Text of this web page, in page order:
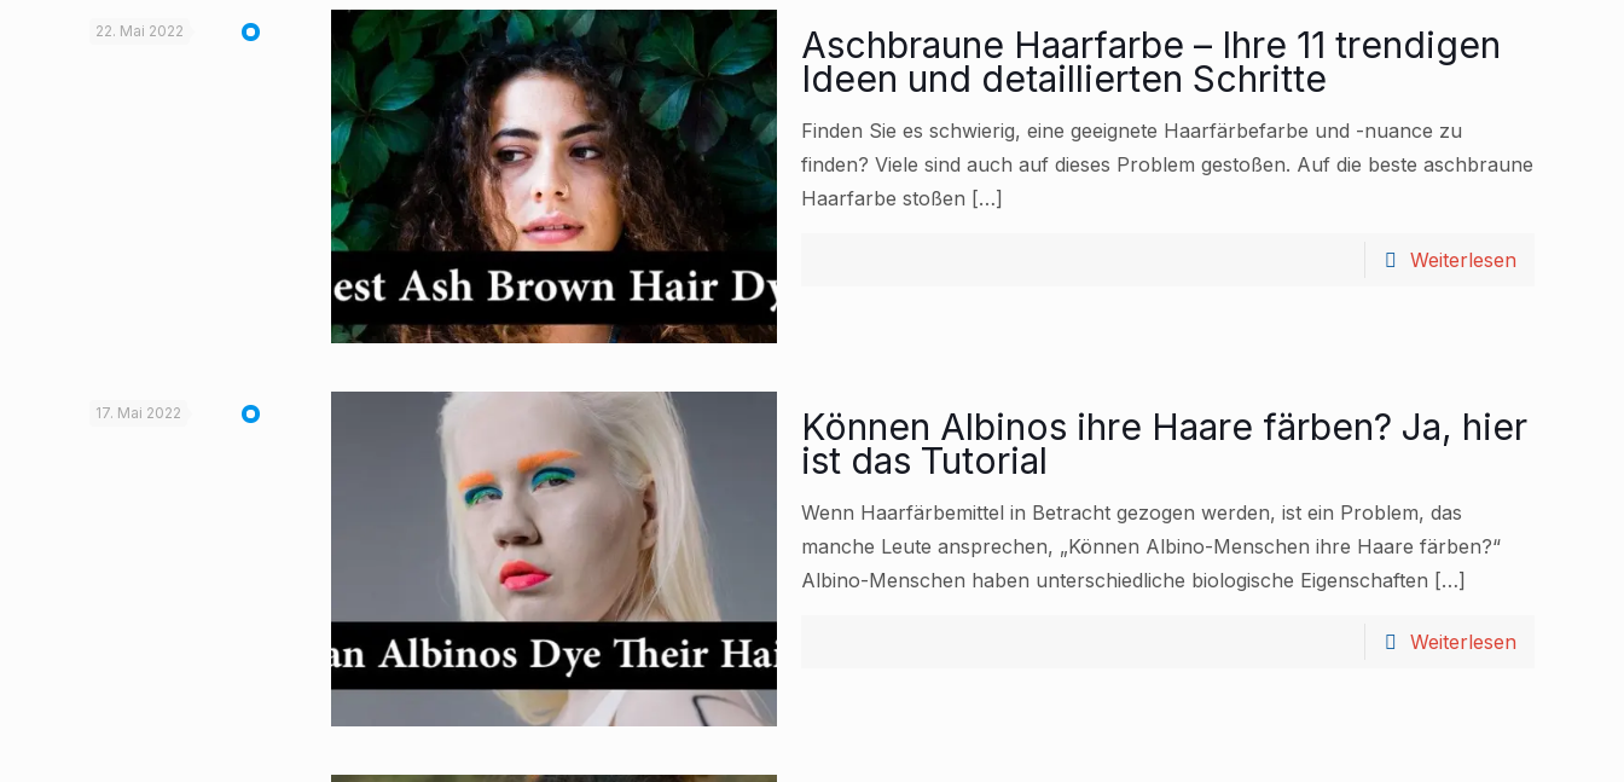
22. Mai 2022 Aschbraune Haarfarbe – Ihre 11 trendigen
Ideen und detaillierten Schritte
Finden Sie es schwierig, eine geeignete Haarfärbefarbe und -nuance zu
finden? Viele sind auch auf dieses Problem gestoßen. Auf die beste aschbraune
Haarfarbe stoßen […]
Weiterlesen
17. Mai 2022 Können Albinos ihre Haare färben? Ja, hier
ist das Tutorial
Wenn Haarfärbemittel in Betracht gezogen werden, ist ein Problem, das
manche Leute ansprechen, „Können Albino-Menschen ihre Haare färben?“
Albino-Menschen haben unterschiedliche biologische Eigenschaften […]
Weiterlesen